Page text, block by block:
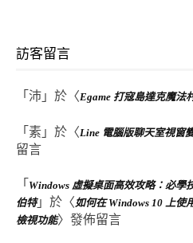
訪客留言
「 沛 」於〈Egame 打寇島達克魔法
「 素 」於〈Line 電腦版聊天室視窗
留言
「 Windows 虛擬桌面高效攻略：必學
伯特」於〈 如何在 Windows 10 上使
檢視功能〉發佈留言